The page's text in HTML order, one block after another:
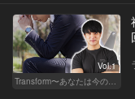
Vol.1
Transform〜あなたは今の自分に満足してますか？〜